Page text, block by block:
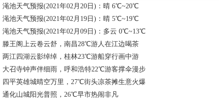
渑池天气预报(2021年02月20日)：晴 6℃~20℃
渑池天气预报(2021年02月19日)：晴 5℃~19℃
渑池天气预报(2021年02月09日)：多云 0℃~13℃
滕王阁上云卷云舒，南昌28℃游人在江边喝茶
两江四湖云影绰绰，桂林23℃游船穿行画中游
大召寺钟声伴细雨，呼和浩特22℃游客撑伞漫步
四平英雄城晴空万里，27℃街头凉茶摊生意火爆
通化山城阳光普照，26℃早市热闹非凡